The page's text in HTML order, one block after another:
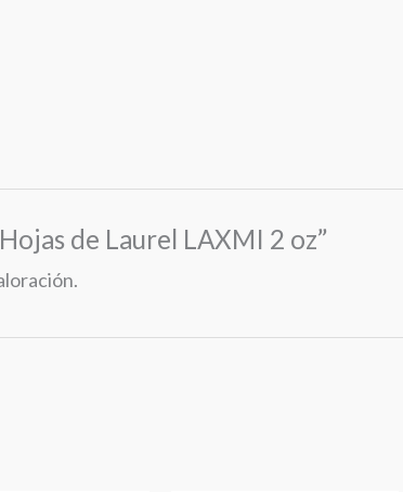
de Laurel LAXMI 2 oz”